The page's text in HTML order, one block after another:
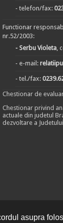
asupra
- telefon/fax:
Functionar
nr.52/2003:
- Serbu Violeta,
- e-mail:
- tel./fax:
Chestionar de
Chestionar privind
actuale din judetul
dezvoltare a